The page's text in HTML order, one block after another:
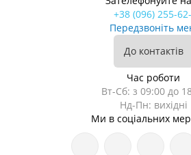
+38 (096) 255-
Передзвоніть
До контактів
Час роботи
Вт-Сб: з 09:00 до
Нд-Пн: вихідні
Ми в соціальних